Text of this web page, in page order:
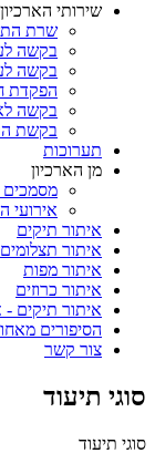
שירותי הארכיון
שרת
בקשה
בקשה
הפקדת
בקשה
בקשת
תערוכות
מן הארכיון
מסמכים
אירועי
איתור תיקים
איתור תצלומים
איתור מפות
איתור כרוזים
איתור תיקים -
הסיפורים
צור קשר
סוגי תיעוד
סוגי תיעוד